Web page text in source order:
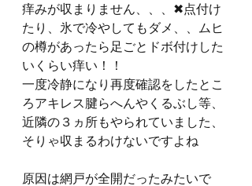
痒みが収まりません、、、✖点付け
たり、氷で冷やしてもダメ、、ムヒ
の樽があったら足ごとドボ付けした
いくらい痒い！！
一度冷静になり再度確認をしたとこ
ろアキレス腱らへんやくるぶし等、
近隣の３ヵ所もやられていました、
そりゃ収まるわけないですよね
原因は網戸が全開だったみたいで